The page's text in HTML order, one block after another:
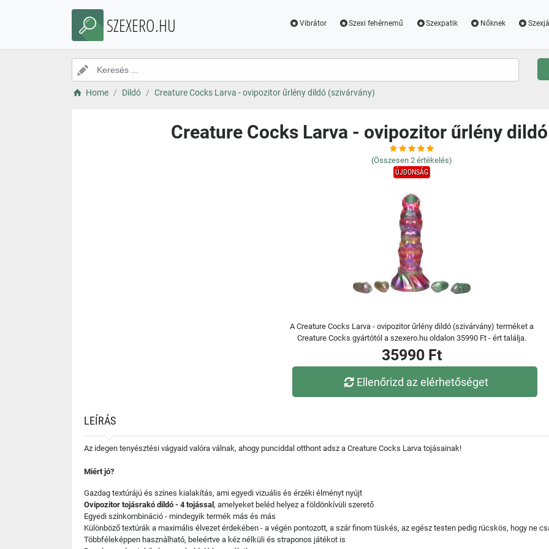
SZEXERO.HU Vibrátor Szexi fehérnemű Szexpatik Nőknek
Home Dildó Creature Cocks Larva - ovipozitor űrlény dildó (szivárvány)
Creature Cocks Larva - ovipozitor űrlény
(Összesen 2 értékelés)
ÚJDONSÁG
A Creature Cocks Larva - ovipozitor űrlény dildó (szivárvány) terméket a
Creature Cocks gyártótól a szexero.hu oldalon 35990 Ft - ért találja.
35990 Ft
Ellenőrizd az elérhetőséget
LEÍRÁS
Az idegen tenyésztési vágyaid valóra válnak, ahogy punciddal otthont adsz a Creature Cocks Larva tojásainak!
Miért jó?
Gazdag textúrájú és színes kialakítás, ami egyedi vizuális és érzéki élményt nyújt
Ovipozitor tojásrakó dildó - 4 tojással , amelyeket beléd helyez a földönkívüli szerető
Egyedi színkombináció - mindegyik termék más és más
Különböző textúrák a maximális élvezet érdekében - a végén pontozott, a szár finom tüskés, az egész testen pedig rücskös, hogy ne
Többféleképpen használható, beleértve a kéz nélküli és straponos játékot is